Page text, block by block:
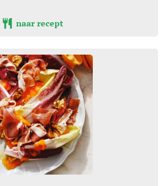
naar recept